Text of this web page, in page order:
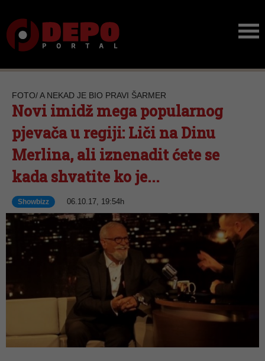
FOTO/ A NEKAD JE BIO PRAVI ŠARMER
Novi imidž mega popularnog
pjevača u regiji: Liči na Dinu
Merlina, ali iznenadit ćete se
kada shvatite ko je...
Showbizz 06.10.17, 19:54h